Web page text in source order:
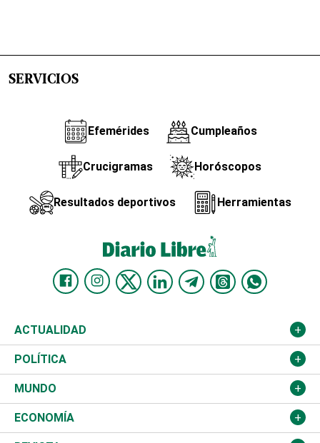
SERVICIOS
Efemérides Cumpleaños
Crucigramas Horóscopos
Resultados deportivos Herramientas
ACTUALIDAD
Nacional
Ciudad
Educación
POLÍTICA
Partidos
JCE
MUNDO
Estados Unidos
ECONOMÍA